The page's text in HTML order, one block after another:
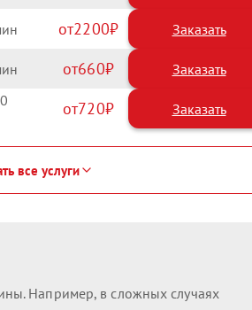
2200
660
720
все услуги
Например, в сложных случаях